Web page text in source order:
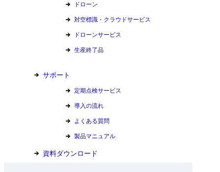
ドローン
対空標識・クラウドサービス
ドローンサービス
生産終了品
サポート
定期点検サービス
導入の流れ
よくある質問
製品マニュアル
資料ダウンロード